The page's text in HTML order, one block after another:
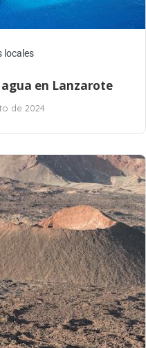
locales
agua en Lanzarote
de 2024